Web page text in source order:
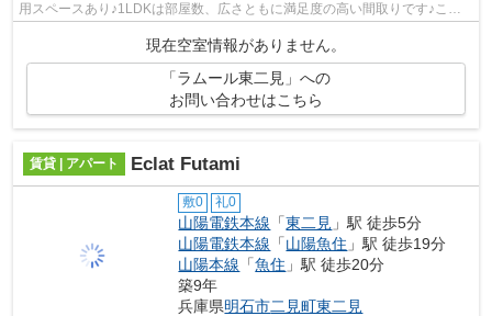
用スペースあり♪1LDKは部屋数、広さともに満足度の高い間取りです♪この
現在空室情報がありません。
「ラムール東二見」への
お問い合わせはこちら
賃貸 | アパート Eclat Futami
敷0 礼0
山陽電鉄本線 「東二見 」駅 徒歩5分
山陽電鉄本線 「山陽魚住 」駅 徒歩19分
山陽本線 「魚住 」駅 徒歩20分
築9年
兵庫県明石市二見町東二見